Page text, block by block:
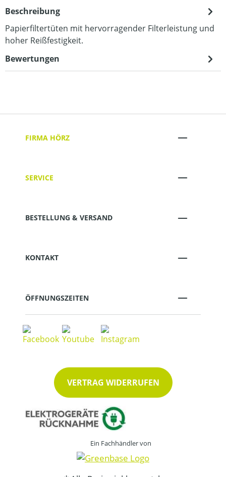
Beschreibung
Papierfiltertüten mit hervorragender Filterleistung und
hoher Reißfestigkeit.
Bewertungen
FIRMA HÖRZ
SERVICE
BESTELLUNG & VERSAND
KONTAKT
ÖFFNUNGSZEITEN
VERTRAG WIDERRUFEN
Ein Fachhändler von